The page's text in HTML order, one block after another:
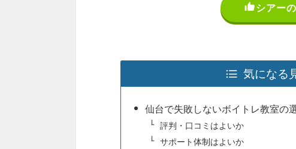
シアー
気になる
仙台で失敗しないボイトレ教室の
評判・口コミはよいか
サポート体制はよいか